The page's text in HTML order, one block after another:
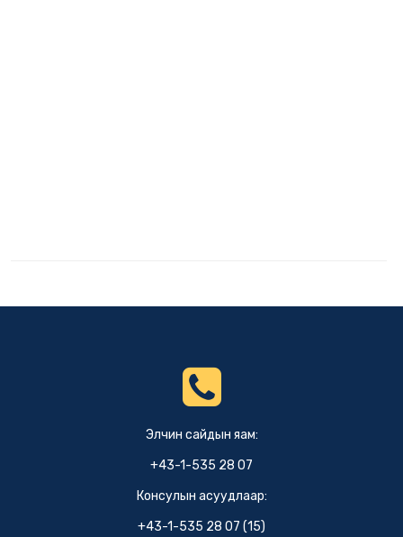
Элчин сайдын яам:
+43-1-535 28 07
Консулын асуудлаар:
+43-1-535 28 07 (15)